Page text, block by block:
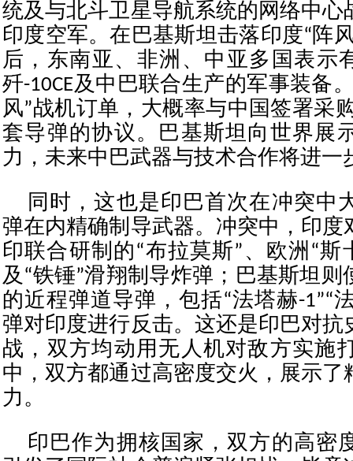
统及与北斗卫星导航系统的网络中心
印度空军。在巴基斯坦击落印度“阵
后，东南亚、非洲、中亚多国表示
歼-10CE及中巴联合生产的军事装备
风”战机订单，大概率与中国签署采
套导弹的协议。巴基斯坦向世界展
力，未来中巴武器与技术合作将进一
同时，这也是印巴首次在冲突中
弹在内精确制导武器。冲突中，印度
印联合研制的“布拉莫斯”、欧洲“斯
及“铁锤”滑翔制导炸弹；巴基斯坦则
的近程弹道导弹，包括“法塔赫-1”“
弹对印度进行反击。这还是印巴对抗
战，双方均动用无人机对敌方实施
中，双方都通过高密度交火，展示了
力。
印巴作为拥核国家，双方的高密